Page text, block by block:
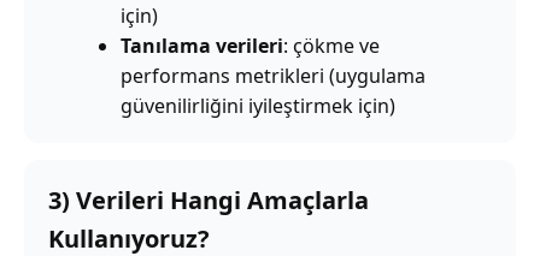
için)
Tanılama verileri: çökme ve
performans metrikleri (uygulama
güvenilirliğini iyileştirmek için)
3) Verileri Hangi Amaçlarla
Kullanıyoruz?